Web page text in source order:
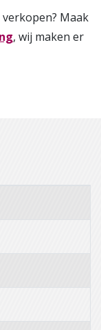
Maak
, wij maken er